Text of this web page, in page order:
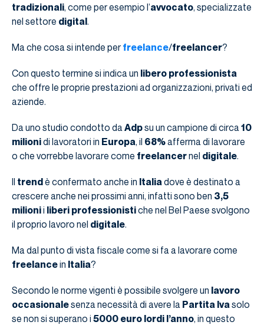
tradizionali, come per esempio l’avvocato, specializzate
nel settore digital.
Ma che cosa si intende perfreelance/freelancer?
Con questo termine si indica un libero professionista
che offre le proprie prestazioni ad organizzazioni, privati ed
aziende.
Da uno studio condotto da Adpsu un campione di circa 10
milionidi lavoratori in Europa, il 68%afferma di lavorare
o che vorrebbe lavorare come freelancernel digitale.
Il trendè confermato anche in Italia dove è destinato a
crescere anche nei prossimi anni, infatti sono ben 3,5
milionii liberi professionistiche nel Bel Paese svolgono
il proprio lavoro nel digitale.
Ma dal punto di vista fiscale come si fa a lavorare come
freelancein Italia?
Secondo le norme vigenti è possibile svolgere un lavoro
occasionalesenza necessità di avere la Partita Iva solo
se non si superano i 5000 euro lordi l’anno, in questo